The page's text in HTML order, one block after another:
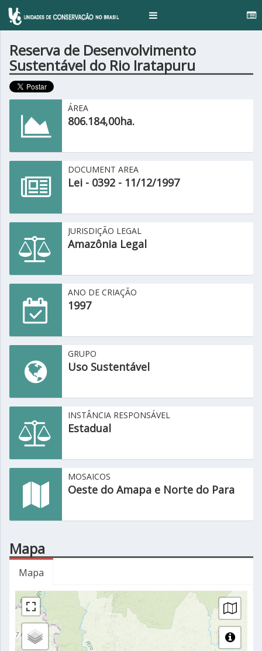
Toggle
Reserva de Desenvolvimento
Sustentável do Rio Iratapuru
ÁREA
806.184,00ha.
DOCUMENT AREA
Lei - 0392 - 11/12/1997
JURISDIÇÃO LEGAL
Amazônia Legal
ANO DE CRIAÇÃO
1997
GRUPO
Uso Sustentável
INSTÂNCIA RESPONSÁVEL
Estadual
MOSAICOS
Oeste do Amapa e Norte do Para
Mapa
Mapa